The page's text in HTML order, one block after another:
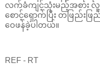
လက်ခံကျင့်သုံးမည့်အစား လူင
စောင့်ရှောက်ပြီး တဖြည်းဖ
ဝေဖန်ခဲ့ပါတယ်။
REF - RT